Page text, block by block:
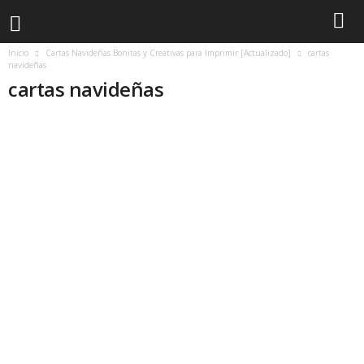
Inicio Cartas Navideñas Bonitas y Creativas para Imprimir [Actualizado]
cartas
navideñas
cartas navideñas